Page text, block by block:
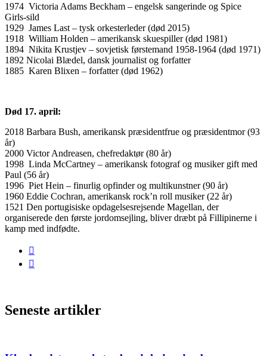
1974 Victoria Adams Beckham – engelsk sangerinde og Spice
Girls-sild
1929 James Last – tysk orkesterleder (død 2015)
1918 William Holden – amerikansk skuespiller (død 1981)
1894 Nikita Krustjev – sovjetisk førstemand 1958-1964 (død 1971)
1892 Nicolai Blædel, dansk journalist og forfatter
1885 Karen Blixen – forfatter (død 1962)
Død 17. april:
2018 Barbara Bush, amerikansk præsidentfrue og præsidentmor (93
år)
2000 Victor Andreasen, chefredaktør (80 år)
1998 Linda McCartney – amerikansk fotograf og musiker gift med
Paul (56 år)
1996 Piet Hein – finurlig opfinder og multikunstner (90 år)
1960 Eddie Cochran, amerikansk rock’n roll musiker (22 år)
1521 Den portugisiske opdagelsesrejsende Magellan, der
organiserede den første jordomsejling, bliver dræbt på Fillipinerne i
kamp med indfødte.
Seneste artikler